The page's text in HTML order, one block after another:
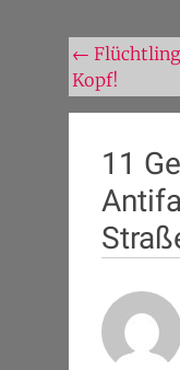
←
Kopf!
11